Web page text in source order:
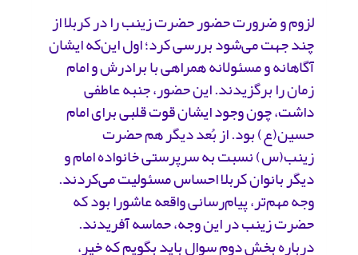
لزوم و ضرورت حضور حضرت ‌زینب را در کربلا از
چند جهت می‌شود بررسی کرد؛ اول این‌که ایشان
آگاهانه و مسئولانه همراهی با برادرش و امام‌
زمان را برگزیدند. این حضور، جنبه عاطفی
داشت، چون وجود ایشان قوت قلبی برای امام
حسین(ع) بود. از بُعد دیگر هم حضرت
زینب(س) نسبت به سرپرستی خانواده امام و
دیگر بانوان کربلا احساس مسئولیت می‌کردند.
وجه مهم‌تر، پیام‌رسانی واقعه عاشورا بود که
حضرت زینب در این وجه، حماسه آفریدند.
درباره بخش دوم سوال باید بگویم که خیر،